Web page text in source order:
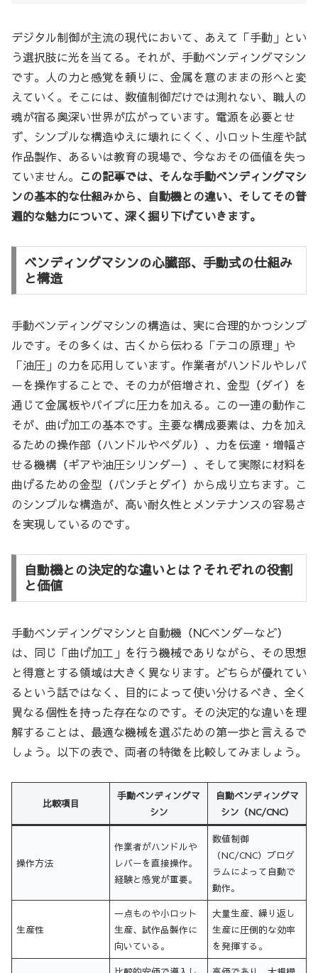
デジタル制御が主流の現代において、あえて「手動」とい
う選択肢に光を当てる。それが、手動ベンディングマシン
です。人の力と感覚を頼りに、金属を意のままの形へと変
えていく。そこには、数値制御だけでは測れない、職人の
魂が宿る奥深い世界が広がっています。電源を必要とせ
ず、シンプルな構造ゆえに壊れにくく、小ロット生産や試
作品製作、あるいは教育の現場で、今なおその価値を失っ
ていません。 この記事では、そんな手動ベンディングマシ
ンの基本的な仕組みから、自動機との違い、そしてその普
遍的な魅力について、深く掘り下げていきます。
ベンディングマシンの心臓部、手動式の仕組み
と構造
手動ベンディングマシンの構造は、実に合理的かつシンプ
ルです。その多くは、古くから伝わる「テコの原理」や
「油圧」の力を応用しています。作業者がハンドルやレバ
ーを操作することで、その力が倍増され、金型（ダイ）を
通じて金属板やパイプに圧力を加える。この一連の動作こ
そが、曲げ加工の基本です。主要な構成要素は、力を加え
るための操作部（ハンドルやペダル）、力を伝達・増幅さ
せる機構（ギアや油圧シリンダー）、そして実際に材料を
曲げるための金型（パンチとダイ）から成り立ちます。こ
のシンプルな構造が、高い耐久性とメンテナンスの容易さ
を実現しているのです。
自動機との決定的な違いとは？それぞれの役割
と価値
手動ベンディングマシンと自動機（NCベンダーなど）
は、同じ「曲げ加工」を行う機械でありながら、その思想
と得意とする領域は大きく異なります。どちらが優れてい
るという話ではなく、目的によって使い分けるべき、全く
異なる個性を持った存在なのです。その決定的な違いを理
解することは、最適な機械を選ぶための第一歩と言えるで
しょう。以下の表で、両者の特徴を比較してみましょう。
比較項目
手動ベンディングマ
シン
自動ベンディングマ
シン（NC/CNC）
操作方法
作業者がハンドルや
レバーを直接操作。
経験と感覚が重要。
数値制御
（NC/CNC）プログ
ラムによって自動で
動作。
生産性
一点ものや小ロット
生産、試作品製作に
向いている。
大量生産、繰り返し
生産に圧倒的な効率
を発揮する。